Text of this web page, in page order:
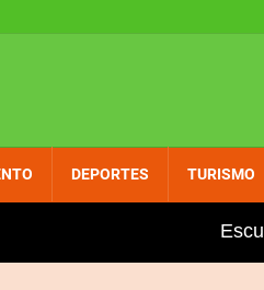
DEPORTES TURISMO
Con un